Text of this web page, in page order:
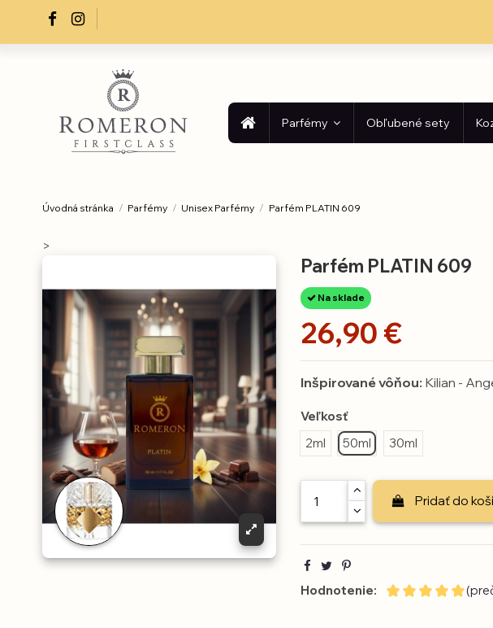
Parfémy Obľubené sety
Úvodná stránka Parfémy Unisex Parfémy Parfém PLATIN 609
>
Parfém PLATIN 609
Na sklade
26,90 €
Inšpirované vôňou: Kilian -
Veľkosť
2ml
50ml 30ml
Pridať do
Hodnotenie: